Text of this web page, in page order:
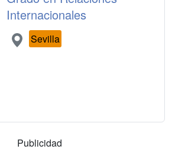
Internacionales
Sevilla
Publicidad